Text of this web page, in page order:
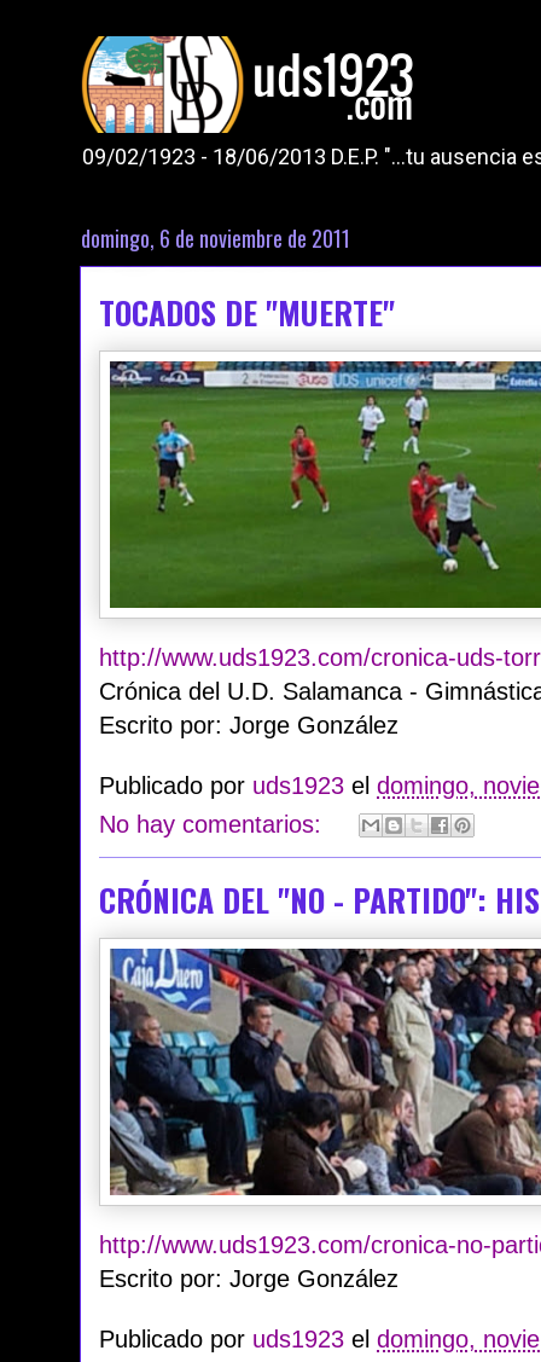
09/02/1923 - 18/06/2013 D.E.P. "...tu ausencia
domingo, 6 de noviembre de 2011
TOCADOS DE "MUERTE"
http://www.uds1923.com/cronica-uds-
Crónica del U.D. Salamanca -
Escrito por: Jorge González
Publicado por uds1923 el domingo,
No hay comentarios:
CRÓNICA DEL "NO - PARTIDO":
http://www.uds1923.com/cronica-no-
Escrito por: Jorge González
Publicado por uds1923 el domingo,